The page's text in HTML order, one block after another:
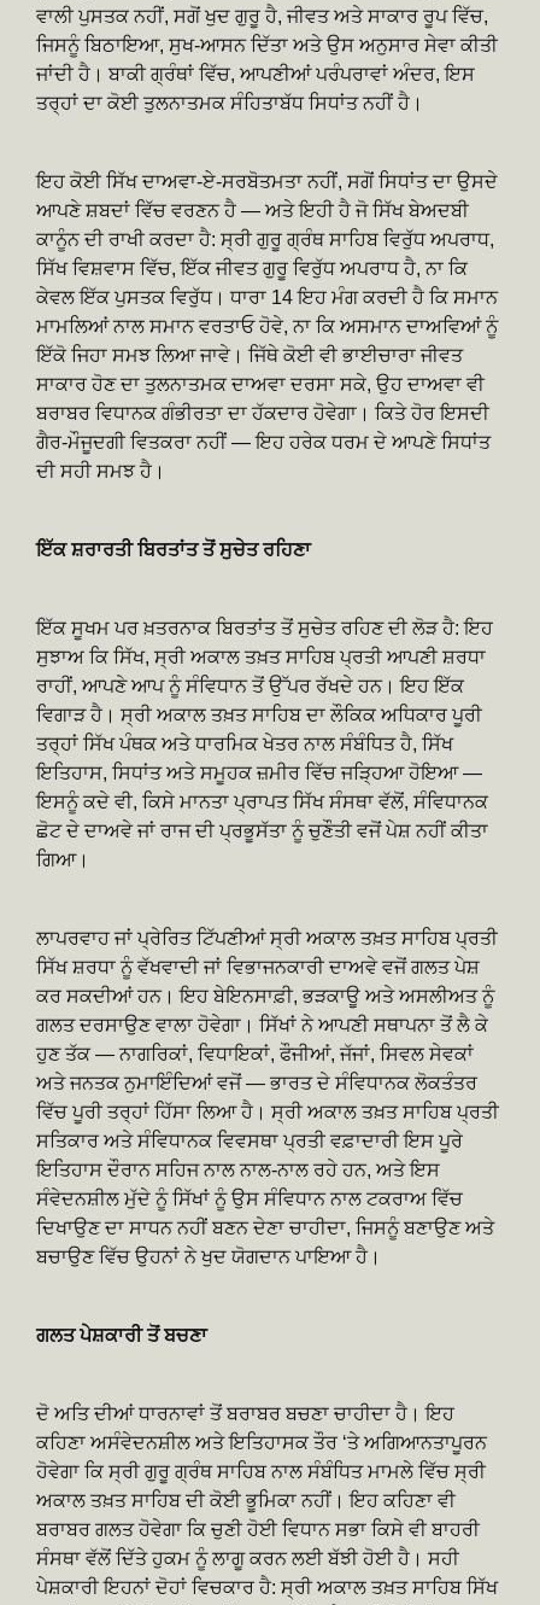
ਵਾਲੀ ਪੁਸਤਕ ਨਹੀਂ, ਸਗੋਂ ਖੁਦ ਗੁਰੂ ਹੈ, ਜੀਵਤ ਅਤੇ ਸਾਕਾਰ ਰੂਪ ਵਿੱਚ,
ਜਿਸਨੂੰ ਬਿਠਾਇਆ, ਸੁਖ-ਆਸਨ ਦਿੱਤਾ ਅਤੇ ਉਸ ਅਨੁਸਾਰ ਸੇਵਾ ਕੀਤੀ
ਜਾਂਦੀ ਹੈ। ਬਾਕੀ ਗ੍ਰੰਥਾਂ ਵਿੱਚ, ਆਪਣੀਆਂ ਪਰੰਪਰਾਵਾਂ ਅੰਦਰ, ਇਸ
ਤਰ੍ਹਾਂ ਦਾ ਕੋਈ ਤੁਲਨਾਤਮਕ ਸੰਹਿਤਾਬੱਧ ਸਿਧਾਂਤ ਨਹੀਂ ਹੈ।
ਇਹ ਕੋਈ ਸਿੱਖ ਦਾਅਵਾ-ਏ-ਸਰਬੋਤਮਤਾ ਨਹੀਂ, ਸਗੋਂ ਸਿਧਾਂਤ ਦਾ ਉਸਦੇ
ਆਪਣੇ ਸ਼ਬਦਾਂ ਵਿੱਚ ਵਰਣਨ ਹੈ — ਅਤੇ ਇਹੀ ਹੈ ਜੋ ਸਿੱਖ ਬੇਅਦਬੀ
ਕਾਨੂੰਨ ਦੀ ਰਾਖੀ ਕਰਦਾ ਹੈ: ਸ੍ਰੀ ਗੁਰੂ ਗ੍ਰੰਥ ਸਾਹਿਬ ਵਿਰੁੱਧ ਅਪਰਾਧ,
ਸਿੱਖ ਵਿਸ਼ਵਾਸ ਵਿੱਚ, ਇੱਕ ਜੀਵਤ ਗੁਰੂ ਵਿਰੁੱਧ ਅਪਰਾਧ ਹੈ, ਨਾ ਕਿ
ਕੇਵਲ ਇੱਕ ਪੁਸਤਕ ਵਿਰੁੱਧ। ਧਾਰਾ 14 ਇਹ ਮੰਗ ਕਰਦੀ ਹੈ ਕਿ ਸਮਾਨ
ਮਾਮਲਿਆਂ ਨਾਲ ਸਮਾਨ ਵਰਤਾਓ ਹੋਵੇ, ਨਾ ਕਿ ਅਸਮਾਨ ਦਾਅਵਿਆਂ ਨੂੰ
ਇੱਕੋ ਜਿਹਾ ਸਮਝ ਲਿਆ ਜਾਵੇ। ਜਿੱਥੇ ਕੋਈ ਵੀ ਭਾਈਚਾਰਾ ਜੀਵਤ
ਸਾਕਾਰ ਹੋਣ ਦਾ ਤੁਲਨਾਤਮਕ ਦਾਅਵਾ ਦਰਸਾ ਸਕੇ, ਉਹ ਦਾਅਵਾ ਵੀ
ਬਰਾਬਰ ਵਿਧਾਨਕ ਗੰਭੀਰਤਾ ਦਾ ਹੱਕਦਾਰ ਹੋਵੇਗਾ। ਕਿਤੇ ਹੋਰ ਇਸਦੀ
ਗੈਰ-ਮੌਜੂਦਗੀ ਵਿਤਕਰਾ ਨਹੀਂ — ਇਹ ਹਰੇਕ ਧਰਮ ਦੇ ਆਪਣੇ ਸਿਧਾਂਤ
ਦੀ ਸਹੀ ਸਮਝ ਹੈ।
ਇੱਕ ਸ਼ਰਾਰਤੀ ਬਿਰਤਾਂਤ ਤੋਂ ਸੁਚੇਤ ਰਹਿਣਾ
ਇੱਕ ਸੂਖਮ ਪਰ ਖ਼ਤਰਨਾਕ ਬਿਰਤਾਂਤ ਤੋਂ ਸੁਚੇਤ ਰਹਿਣ ਦੀ ਲੋੜ ਹੈ: ਇਹ
ਸੁਝਾਅ ਕਿ ਸਿੱਖ, ਸ੍ਰੀ ਅਕਾਲ ਤਖ਼ਤ ਸਾਹਿਬ ਪ੍ਰਤੀ ਆਪਣੀ ਸ਼ਰਧਾ
ਰਾਹੀਂ, ਆਪਣੇ ਆਪ ਨੂੰ ਸੰਵਿਧਾਨ ਤੋਂ ਉੱਪਰ ਰੱਖਦੇ ਹਨ। ਇਹ ਇੱਕ
ਵਿਗਾੜ ਹੈ। ਸ੍ਰੀ ਅਕਾਲ ਤਖ਼ਤ ਸਾਹਿਬ ਦਾ ਲੌਕਿਕ ਅਧਿਕਾਰ ਪੂਰੀ
ਤਰ੍ਹਾਂ ਸਿੱਖ ਪੰਥਕ ਅਤੇ ਧਾਰਮਿਕ ਖੇਤਰ ਨਾਲ ਸੰਬੰਧਿਤ ਹੈ, ਸਿੱਖ
ਇਤਿਹਾਸ, ਸਿਧਾਂਤ ਅਤੇ ਸਮੂਹਕ ਜ਼ਮੀਰ ਵਿੱਚ ਜੜ੍ਹਿਆ ਹੋਇਆ —
ਇਸਨੂੰ ਕਦੇ ਵੀ, ਕਿਸੇ ਮਾਨਤਾ ਪ੍ਰਾਪਤ ਸਿੱਖ ਸੰਸਥਾ ਵੱਲੋਂ, ਸੰਵਿਧਾਨਕ
ਛੋਟ ਦੇ ਦਾਅਵੇ ਜਾਂ ਰਾਜ ਦੀ ਪ੍ਰਭੂਸੱਤਾ ਨੂੰ ਚੁਣੌਤੀ ਵਜੋਂ ਪੇਸ਼ ਨਹੀਂ ਕੀਤਾ
ਗਿਆ।
ਲਾਪਰਵਾਹ ਜਾਂ ਪ੍ਰੇਰਿਤ ਟਿੱਪਣੀਆਂ ਸ੍ਰੀ ਅਕਾਲ ਤਖ਼ਤ ਸਾਹਿਬ ਪ੍ਰਤੀ
ਸਿੱਖ ਸ਼ਰਧਾ ਨੂੰ ਵੱਖਵਾਦੀ ਜਾਂ ਵਿਭਾਜਨਕਾਰੀ ਦਾਅਵੇ ਵਜੋਂ ਗਲਤ ਪੇਸ਼
ਕਰ ਸਕਦੀਆਂ ਹਨ। ਇਹ ਬੇਇਨਸਾਫ਼ੀ, ਭੜਕਾਊ ਅਤੇ ਅਸਲੀਅਤ ਨੂੰ
ਗਲਤ ਦਰਸਾਉਣ ਵਾਲਾ ਹੋਵੇਗਾ। ਸਿੱਖਾਂ ਨੇ ਆਪਣੀ ਸਥਾਪਨਾ ਤੋਂ ਲੈ ਕੇ
ਹੁਣ ਤੱਕ — ਨਾਗਰਿਕਾਂ, ਵਿਧਾਇਕਾਂ, ਫੌਜੀਆਂ, ਜੱਜਾਂ, ਸਿਵਲ ਸੇਵਕਾਂ
ਅਤੇ ਜਨਤਕ ਨੁਮਾਇੰਦਿਆਂ ਵਜੋਂ — ਭਾਰਤ ਦੇ ਸੰਵਿਧਾਨਕ ਲੋਕਤੰਤਰ
ਵਿੱਚ ਪੂਰੀ ਤਰ੍ਹਾਂ ਹਿੱਸਾ ਲਿਆ ਹੈ। ਸ੍ਰੀ ਅਕਾਲ ਤਖ਼ਤ ਸਾਹਿਬ ਪ੍ਰਤੀ
ਸਤਿਕਾਰ ਅਤੇ ਸੰਵਿਧਾਨਕ ਵਿਵਸਥਾ ਪ੍ਰਤੀ ਵਫ਼ਾਦਾਰੀ ਇਸ ਪੂਰੇ
ਇਤਿਹਾਸ ਦੌਰਾਨ ਸਹਿਜ ਨਾਲ ਨਾਲ-ਨਾਲ ਰਹੇ ਹਨ, ਅਤੇ ਇਸ
ਸੰਵੇਦਨਸ਼ੀਲ ਮੁੱਦੇ ਨੂੰ ਸਿੱਖਾਂ ਨੂੰ ਉਸ ਸੰਵਿਧਾਨ ਨਾਲ ਟਕਰਾਅ ਵਿੱਚ
ਦਿਖਾਉਣ ਦਾ ਸਾਧਨ ਨਹੀਂ ਬਣਨ ਦੇਣਾ ਚਾਹੀਦਾ, ਜਿਸਨੂੰ ਬਣਾਉਣ ਅਤੇ
ਬਚਾਉਣ ਵਿੱਚ ਉਹਨਾਂ ਨੇ ਖੁਦ ਯੋਗਦਾਨ ਪਾਇਆ ਹੈ।
ਗਲਤ ਪੇਸ਼ਕਾਰੀ ਤੋਂ ਬਚਣਾ
ਦੋ ਅਤਿ ਦੀਆਂ ਧਾਰਨਾਵਾਂ ਤੋਂ ਬਰਾਬਰ ਬਚਣਾ ਚਾਹੀਦਾ ਹੈ। ਇਹ
ਕਹਿਣਾ ਅਸੰਵੇਦਨਸ਼ੀਲ ਅਤੇ ਇਤਿਹਾਸਕ ਤੌਰ ‘ਤੇ ਅਗਿਆਨਤਾਪੂਰਨ
ਹੋਵੇਗਾ ਕਿ ਸ੍ਰੀ ਗੁਰੂ ਗ੍ਰੰਥ ਸਾਹਿਬ ਨਾਲ ਸੰਬੰਧਿਤ ਮਾਮਲੇ ਵਿੱਚ ਸ੍ਰੀ
ਅਕਾਲ ਤਖ਼ਤ ਸਾਹਿਬ ਦੀ ਕੋਈ ਭੂਮਿਕਾ ਨਹੀਂ। ਇਹ ਕਹਿਣਾ ਵੀ
ਬਰਾਬਰ ਗਲਤ ਹੋਵੇਗਾ ਕਿ ਚੁਣੀ ਹੋਈ ਵਿਧਾਨ ਸਭਾ ਕਿਸੇ ਵੀ ਬਾਹਰੀ
ਸੰਸਥਾ ਵੱਲੋਂ ਦਿੱਤੇ ਹੁਕਮ ਨੂੰ ਲਾਗੂ ਕਰਨ ਲਈ ਬੱਝੀ ਹੋਈ ਹੈ। ਸਹੀ
ਪੇਸ਼ਕਾਰੀ ਇਹਨਾਂ ਦੋਹਾਂ ਵਿਚਕਾਰ ਹੈ: ਸ੍ਰੀ ਅਕਾਲ ਤਖ਼ਤ ਸਾਹਿਬ ਸਿੱਖ